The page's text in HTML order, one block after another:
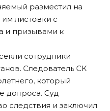
разместил на
листовки с
и призывами к
сотрудники
Следователь СК
который
допроса. Суд
следствия и заключил